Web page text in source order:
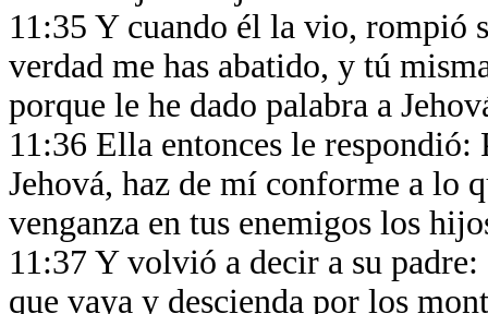
11:35 Y cuando él la vio, rompió
verdad me has abatido, y tú
porque le he dado palabra a
11:36 Ella entonces le respondió:
Jehová, haz de mí conforme a lo
venganza en tus enemigos los
11:37 Y volvió a decir a su padre:
que vaya y descienda por los